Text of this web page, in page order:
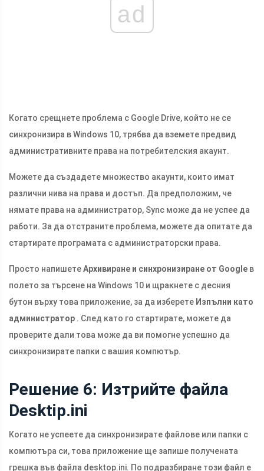
ad
Когато срещнете проблема с Google Drive, който не се
синхронизира в Windows 10, трябва да вземете предвид
административните права на потребителския акаунт.
Можете да създадете множество акаунти, които имат
различни нива на права и достъп. Да предположим, че
нямате права на администратор, Sync може да не успее да
работи. За да отстраните проблема, можете да опитате да
стартирате програмата с администраторски права.
Просто напишетеАрхивиране и синхронизиране от Google в
полето за търсене на Windows 10 и щракнете с десния
бутон върху това приложение, за да изберете Изпълни като
администратор . След като го стартирате, можете да
проверите дали това може да ви помогне успешно да
синхронизирате папки с вашия компютър.
Решение 6: Изтрийте файла
Desktip.ini
Когато не успеете да синхронизирате файлове или папки с
компютъра си, това приложение ще запише получената
грешка във файла desktop.ini. По подразбиране този файл е